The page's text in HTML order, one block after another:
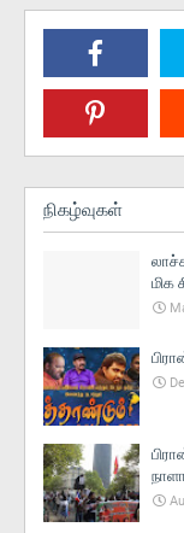
நிகழ்வுகள்
மிக